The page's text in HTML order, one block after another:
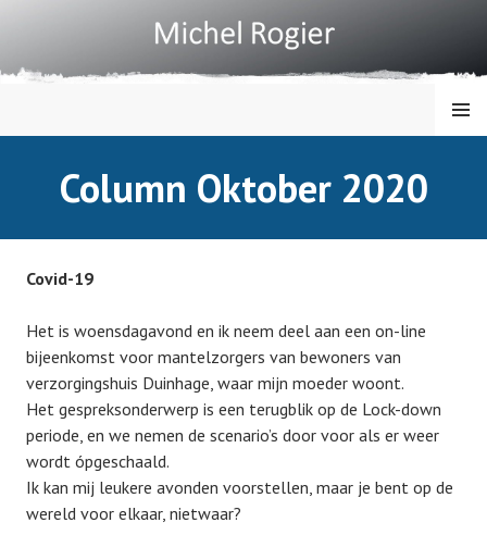
inhoud
MICHEL ROGIER
MENU
Column Oktober 2020
Covid-19
Het is woensdagavond en ik neem deel aan een on-line
bijeenkomst voor mantelzorgers van bewoners van
verzorgingshuis Duinhage, waar mijn moeder woont.
Het gespreksonderwerp is een terugblik op de Lock-down
periode, en we nemen de scenario’s door voor als er weer
wordt ópgeschaald.
Ik kan mij leukere avonden voorstellen, maar je bent op de
wereld voor elkaar, nietwaar?